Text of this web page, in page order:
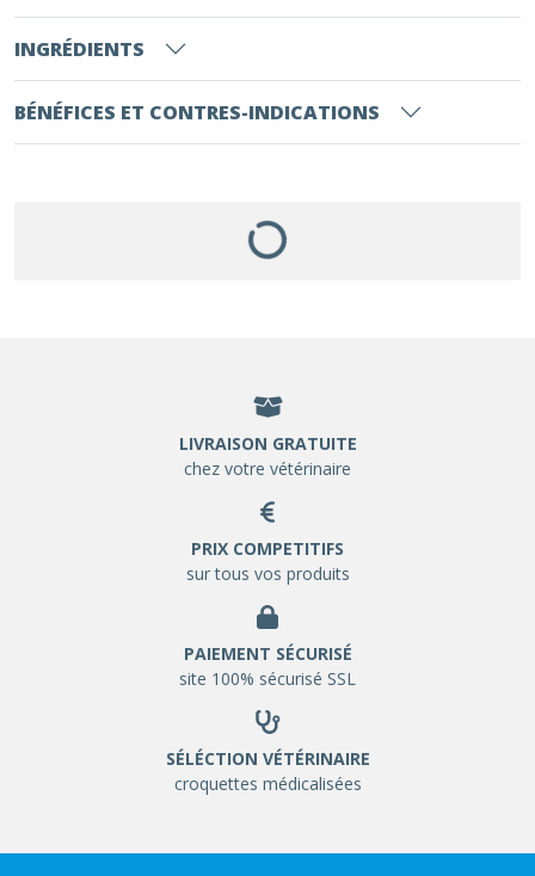
INGRÉDIENTS
BÉNÉFICES ET CONTRES-INDICATIONS
LIVRAISON GRATUITE
chez votre vétérinaire
PRIX COMPETITIFS
sur tous vos produits
PAIEMENT SÉCURISÉ
site 100% sécurisé SSL
SÉLÉCTION VÉTÉRINAIRE
croquettes médicalisées